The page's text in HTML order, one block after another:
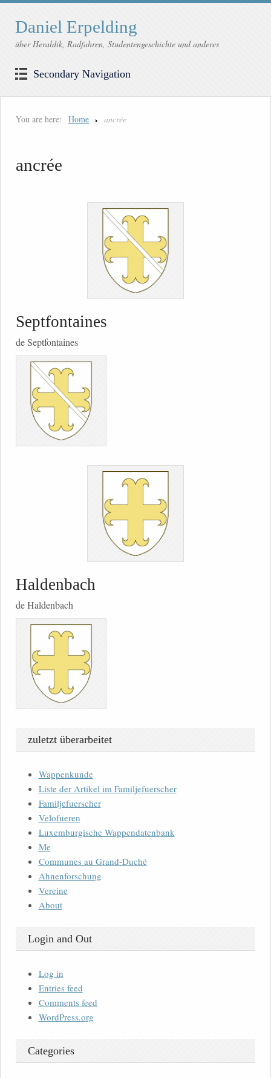
Daniel Erpelding
über Heraldik, Radfahren, Studentengeschichte und anderes
Secondary Navigation
You are here: Home ancrée
ancrée
Septfontaines
de Septfontaines
Haldenbach
de Haldenbach
zuletzt überarbeitet
Wappenkunde
Liste der Artikel im Familjefuerscher
Familjefuerscher
Velofueren
Luxemburgische Wappendatenbank
Me
Communes au Grand-Duché
Ahnenforschung
Vereine
About
Login and Out
Log in
Entries feed
Comments feed
WordPress.org
Categories